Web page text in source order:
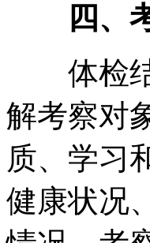
四、考
体检结
解考察对
质、学习
健康状况